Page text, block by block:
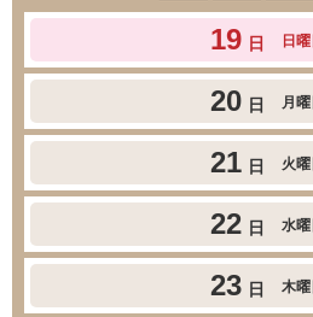
19 日 日
20 日 月曜
21 日 火曜
22 日 水曜
23 日 木曜